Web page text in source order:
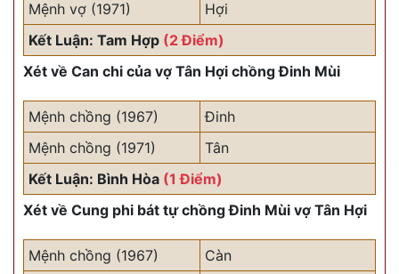
Mệnh vợ (1971)
Hợi
Kết Luận: Tam Hợp (2 Điểm)
Xét về Can chi của vợ Tân Hợi chồng Đinh Mùi
Mệnh chồng (1967)
Đinh
Mệnh chồng (1971)
Tân
Kết Luận: Bình Hòa (1 Điểm)
Xét về Cung phi bát tự chồng Đinh Mùi vợ Tân Hợi
Mệnh chồng (1967)
Càn